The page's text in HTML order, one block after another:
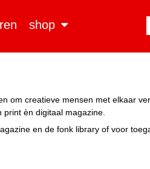
shop
om creatieve mensen met elkaar
èn digitaal magazine.
en de fonk library of voor